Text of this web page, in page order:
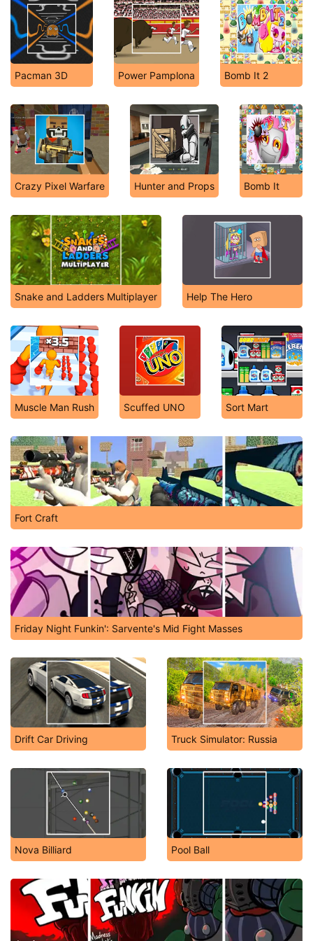
Pacman 3D Power Pamplona Bomb It 2
Crazy Pixel Warfare Hunter and Props Bomb It
Snake and Ladders Multiplayer Help The Hero
Muscle Man Rush Scuffed UNO Sort Mart
Fort Craft
Friday Night Funkin': Sarvente's Mid Fight Masses
Drift Car Driving Truck Simulator: Russia
Nova Billiard Pool Ball